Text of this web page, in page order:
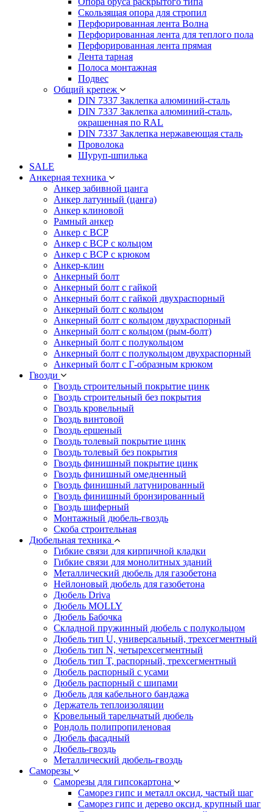
Скользящая опора для стропил
Перфорированная лента Волна
Перфорированная лента для теплого пола
Перфорированная лента прямая
Лента тарная
Полоса монтажная
Подвес
Общий крепеж
DIN 7337 Заклепка алюминий-сталь
DIN 7337 Заклепка алюминий-сталь,
окрашенная по RAL
DIN 7337 Заклепка нержавеющая сталь
Проволока
Шуруп-шпилька
SALE
Анкерная техника
Анкер забивной цанга
Анкер латунный (цанга)
Анкер клиновой
Рамный анкер
Анкер с ВСР
Анкер с ВСР с кольцом
Анкер с ВСР с крюком
Анкер-клин
Анкерный болт
Анкерный болт с гайкой
Анкерный болт с гайкой двухраспорный
Анкерный болт с кольцом
Анкерный болт с кольцом двухраспорный
Анкерный болт с кольцом (рым-болт)
Анкерный болт с полукольцом
Анкерный болт с полукольцом двухраспорный
Анкерный болт с Г-образным крюком
Гвозди
Гвоздь строительный покрытие цинк
Гвоздь строительный без покрытия
Гвоздь кровельный
Гвоздь винтовой
Гвоздь ершеный
Гвоздь толевый покрытие цинк
Гвоздь толевый без покрытия
Гвоздь финишный покрытие цинк
Гвоздь финишный омедненный
Гвоздь финишный латунированный
Гвоздь финишный бронзированный
Гвоздь шиферный
Монтажный дюбель-гвоздь
Скоба строительная
Дюбельная техника
Гибкие связи для кирпичной кладки
Гибкие связи для монолитных зданий
Металлический дюбель для газобетона
Нейлоновый дюбель для газобетона
Дюбель Driva
Дюбель MOLLY
Дюбель Бабочка
Складной пружинный дюбель с полукольцом
Дюбель тип U, универсальный, трехсегментный
Дюбель тип N, четырехсегментный
Дюбель тип T, распорный, трехсегментный
Дюбель распорный с усами
Дюбель распорный с шипами
Дюбель для кабельного бандажа
Держатель теплоизоляции
Кровельный тарельчатый дюбель
Рондоль полипропиленовая
Дюбель фасадный
Дюбель-гвоздь
Металлический дюбель-гвоздь
Саморезы
Саморезы для гипсокартона
Саморез гипс и металл оксид, частый шаг
Саморез гипс и дерево оксид, крупный шаг